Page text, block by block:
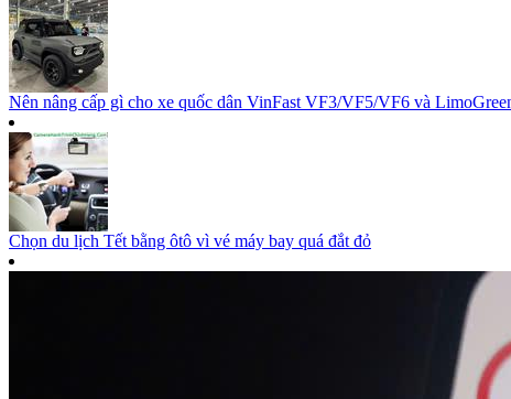
Nên nâng cấp gì cho xe quốc dân VinFast VF3/VF5/VF6 và
Chọn du lịch Tết bằng ôtô vì vé máy bay quá đắt đỏ